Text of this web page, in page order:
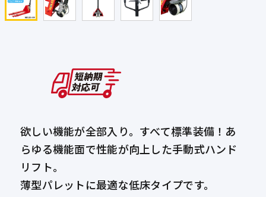
欲しい機能が全部入り。すべて標準装備！あ
らゆる機能面で性能が向上した手動式ハンド
リフト。
薄型パレットに最適な低床タイプです。